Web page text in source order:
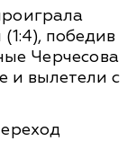
победив
Черчесова
и вылетели с